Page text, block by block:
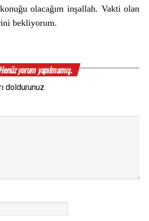
olacağım inşallah. Vakti olan
bekliyorum.
yorum yapılmamış.
doldurunuz.